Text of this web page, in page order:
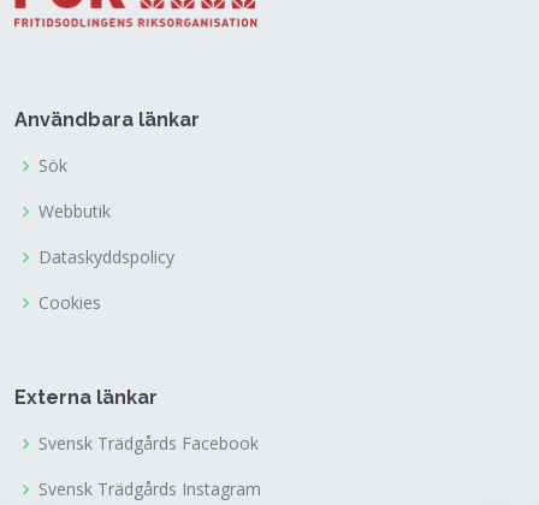
Användbara länkar
Sök
Webbutik
Dataskyddspolicy
Cookies
Externa länkar
Svensk Trädgårds Facebook
Svensk Trädgårds Instagram